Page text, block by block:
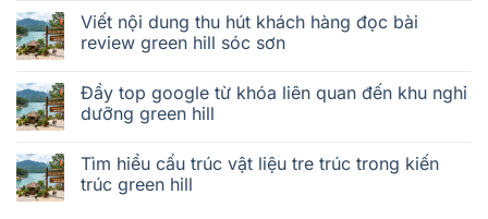
Viết nội dung thu hút khách hàng đọc bài
review green hill sóc sơn
Đẩy top google từ khóa liên quan đến khu nghỉ
dưỡng green hill
Tìm hiểu cấu trúc vật liệu tre trúc trong kiến
trúc green hill